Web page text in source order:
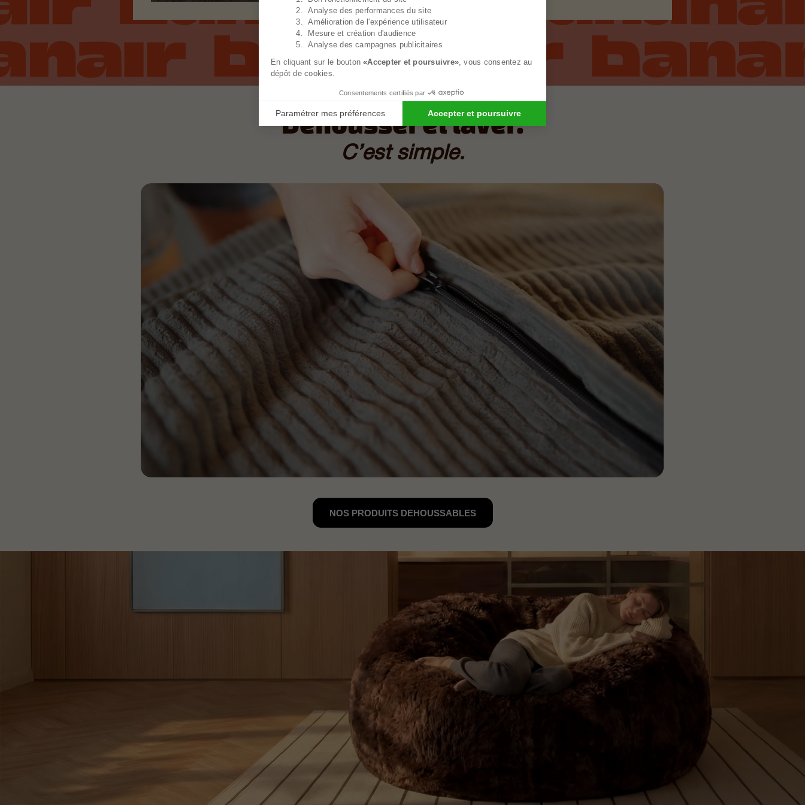
Déhousser et laver.
C’est simple.
NOS PRODUITS DEHOUSSABLES
2. Analyse des performances du site
3. Amélioration de l'expérience utilisateur
4. Mesure et création d'audience
5. Analyse des campagnes publicitaires
En cliquant sur le bouton«Accepter et poursuivre» , vous consentez au
dépôt de cookies.
Consentements certifiés par
Paramétrer mes préférences Accepter et poursuivre